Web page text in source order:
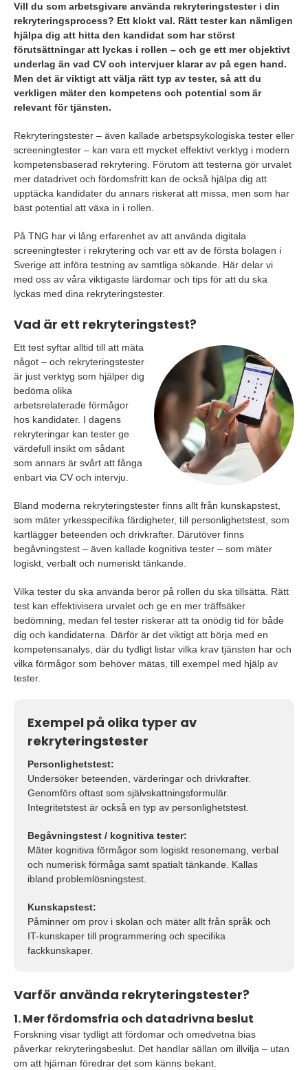
felrekryteringar.
Genom validerade, datadrivna tester i kombination
med intervjuer kan organisationer fatta bättre beslut
och hitta kandidater som har störst förutsättningar att
lyckas.
Vill du som arbetsgivare använda rekryteringstester i din
rekryteringsprocess? Ett klokt val. Rätt tester kan nämligen
hjälpa dig att hitta den kandidat som har störst
förutsättningar att lyckas i rollen – och ge ett mer objektivt
underlag än vad CV och intervjuer klarar av på egen hand.
Men det är viktigt att välja rätt typ av tester, så att du
verkligen mäter den kompetens och potential som är
relevant för tjänsten.
Rekryteringstester – även kallade arbetspsykologiska tester eller
screeningtester – kan vara ett mycket effektivt verktyg i modern
kompetensbaserad rekrytering. Förutom att testerna gör urvalet
mer datadrivet och fördomsfritt kan de också hjälpa dig att
upptäcka kandidater du annars riskerat att missa, men som har
bäst potential att växa in i rollen.
På TNG har vi lång erfarenhet av att använda digitala
screeningtester i rekrytering och var ett av de första bolagen i
Sverige att införa testning av samtliga sökande. Här delar vi
med oss av våra viktigaste lärdomar och tips för att du ska
lyckas med dina rekryteringstester.
Vad är ett rekryteringstest?
Ett test syftar alltid till att mäta
något – och rekryteringstester
är just verktyg som hjälper dig
bedöma olika
arbetsrelaterade förmågor
hos kandidater. I dagens
rekryteringar kan tester ge
värdefull insikt om sådant
som annars är svårt att fånga
enbart via CV och intervju.
Bland moderna rekryteringstester finns allt från kunskapstest,
som mäter yrkesspecifika färdigheter, till personlighetstest, som
kartlägger beteenden och drivkrafter. Därutöver finns
begåvningstest – även kallade kognitiva tester – som mäter
logiskt, verbalt och numeriskt tänkande.
Vilka tester du ska använda beror på rollen du ska tillsätta. Rätt
test kan effektivisera urvalet och ge en mer träffsäker
bedömning, medan fel tester riskerar att ta onödig tid för både
dig och kandidaterna. Därför är det viktigt att börja med en
kompetensanalys, där du tydligt listar vilka krav tjänsten har och
vilka förmågor som behöver mätas, till exempel med hjälp av
tester.
Exempel på olika typer av
rekryteringstester
Personlighetstest:
Undersöker beteenden, värderingar och drivkrafter.
Genomförs oftast som självskattningsformulär.
Integritetstest är också en typ av personlighetstest.
Begåvningstest / kognitiva tester:
Mäter kognitiva förmågor som logiskt resonemang, verbal
och numerisk förmåga samt spatialt tänkande. Kallas
ibland problemlösningstest.
Kunskapstest:
Påminner om prov i skolan och mäter allt från språk och
IT-kunskaper till programmering och specifika
fackkunskaper.
Varför använda rekryteringstester?
1. Mer fördomsfria och datadrivna beslut
Forskning visar tydligt att fördomar och omedvetna bias
påverkar rekryteringsbeslut. Det handlar sällan om illvilja – utan
om att hjärnan föredrar det som känns bekant.